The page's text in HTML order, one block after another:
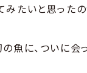
たいと思ったの
魚に、ついに会っ